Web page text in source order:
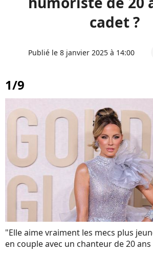
cadet ?
Publié le 8 janvier 2025 à 14:00
1/9
"Elle aime vraiment les mecs plus
en couple avec un chanteur de 20 ans